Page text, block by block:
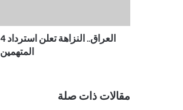
المتهمين
مقالات ذات صلة